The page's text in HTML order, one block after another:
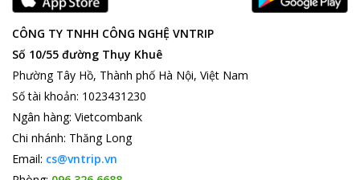
CÔNG TY TNHH CÔNG NGHỆ VNTRIP
Số 10/55 đường Thụy Khuê
Phường Tây Hồ, Thành phố Hà Nội, Việt Nam
Số tài khoản: 1023431230
Ngân hàng: Vietcombank
Chi nhánh: Thăng Long
Email: cs@vntrip.vn